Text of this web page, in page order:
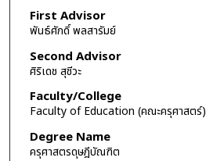
First Advisor
พันธ์ศักดิ์ พลสารัมย์
Second Advisor
ศิริเดช สุชีวะ
Faculty/College
Faculty of Education (คณะครุศาสตร์)
Degree Name
ครุศาสตรดุษฎีบัณฑิต